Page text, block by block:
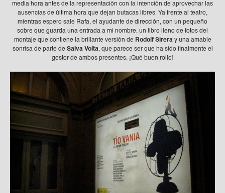
media hora antes de la representación con la intención de aprovechar las
ausencias de última hora que dejan butacas libres. Ya frente al teatro,
mientras espero sale Rafa, el ayudante de dirección, con un pequeño
sobre que guarda una entrada a mi nombre, un libro lleno de fotos del
montaje que contiene la brillante versión deRodolf Sireray una amable
sonrisa de parte de Salva Volta, que parece ser que ha sido finalmente el
gestor de ambos presentes. ¡Qué buen rollo!